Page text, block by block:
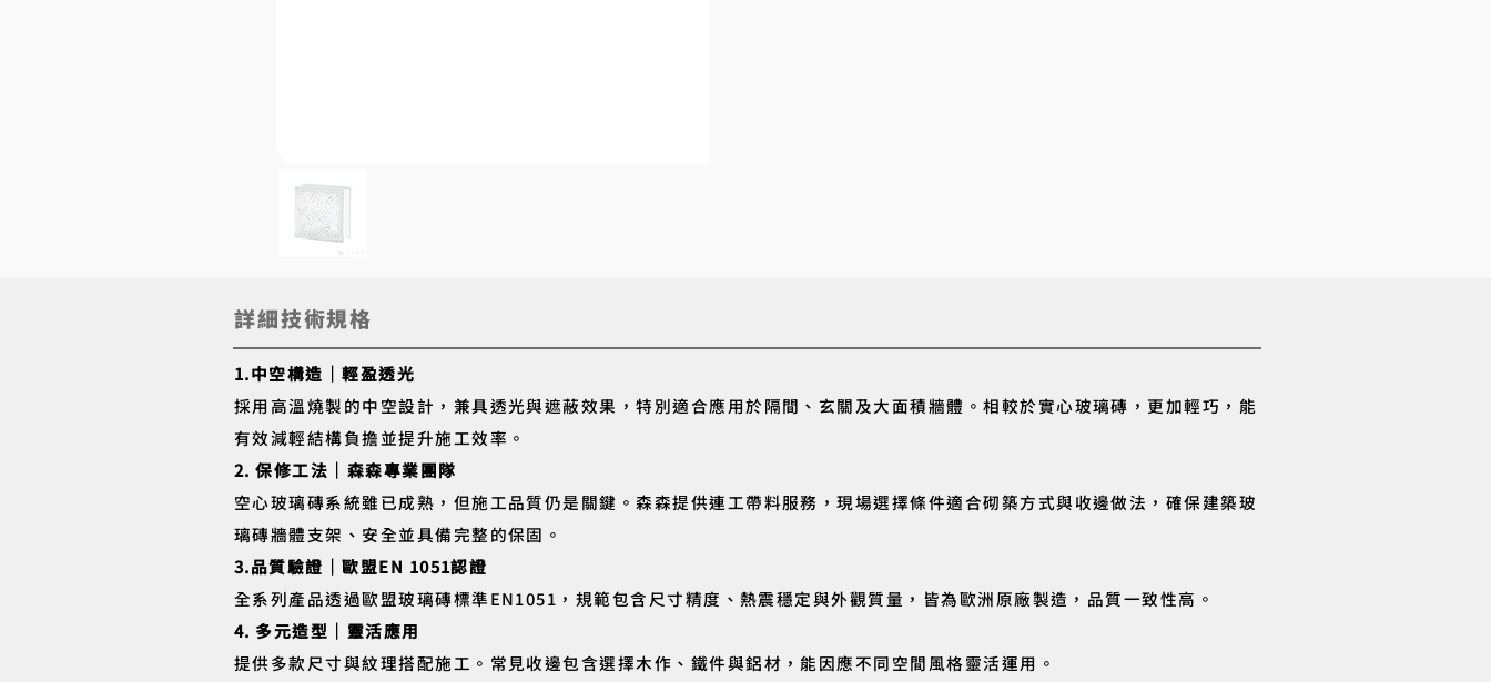
詳細技術規格
1.中空構造｜輕盈透光
採用高溫燒製的中空設計，兼具透光與遮蔽效果，特別適合應用於隔間、玄關及大面積牆體。相較於實心玻璃磚，更加輕巧，能
有效減輕結構負擔並提升施工效率。
2. 保修工法｜森森專業團隊
空心玻璃磚系統雖已成熟，但施工品質仍是關鍵。森森提供連工帶料服務，現場選擇條件適合砌築方式與收邊做法，確保建築玻
璃磚牆體支架、安全並具備完整的保固。
3.品質驗證｜歐盟EN 1051認證
全系列產品透過歐盟玻璃磚標準EN1051，規範包含尺寸精度、熱震穩定與外觀質量，皆為歐洲原廠製造，品質一致性高。
4. 多元造型｜靈活應用
提供多款尺寸與紋理搭配施工。常見收邊包含選擇木作、鐵件與鋁材，能因應不同空間風格靈活運用。